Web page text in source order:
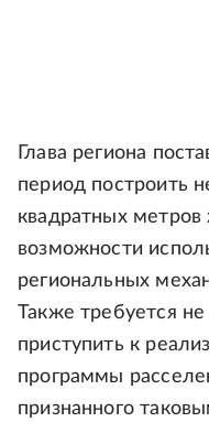
Глава региона
период построить
квадратных
возможности
региональных
Также требуется
приступить к
программы
признанного